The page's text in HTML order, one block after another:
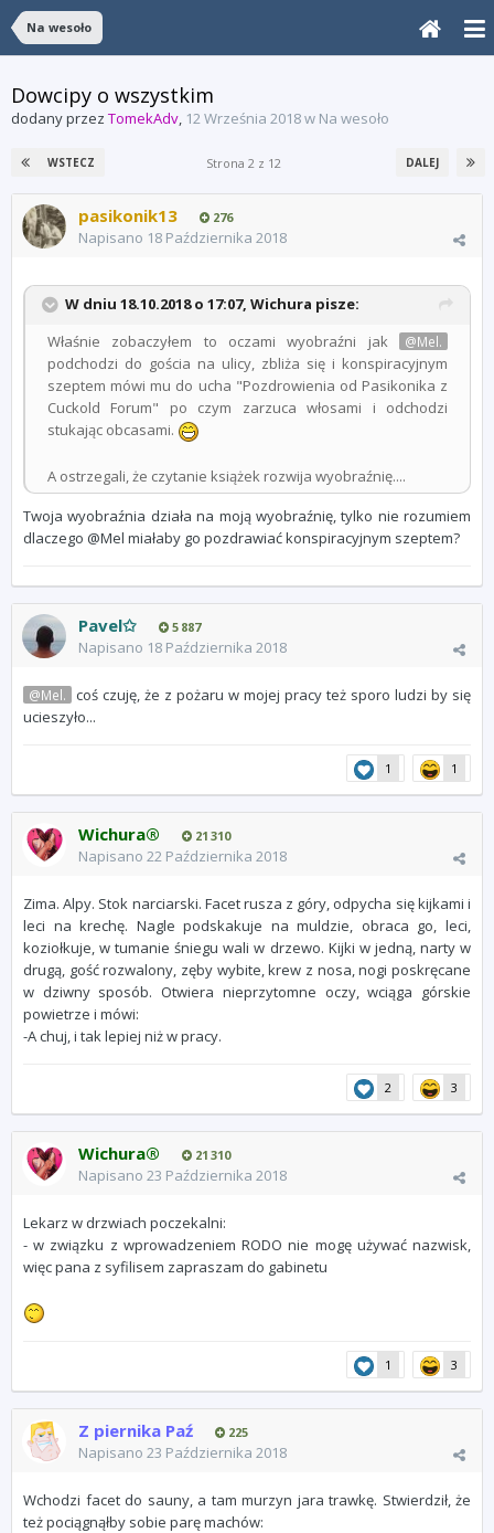
Na wesoło
Dowcipy o wszystkim
dodany przez TomekAdv, 12 Września 2018w Na wesoło
WSTECZ DALEJ
Strona 2 z 12
pasikonik13 276
Napisano 18 Października 2018
W dniu 18.10.2018 o 17:07, Wichura pisze:
Właśnie zobaczyłem to oczami wyobraźni jak
@Mel.
podchodzi do gościa na ulicy, zbliża się i konspiracyjnym
szeptem mówi mu do ucha "Pozdrowienia od Pasikonika z
Cuckold Forum" po czym zarzuca włosami i odchodzi
stukając obcasami.
A ostrzegali, że czytanie książek rozwija wyobraźnię....
Twoja wyobraźnia działa na moją wyobraźnię, tylko nie rozumiem
dlaczego @Mel miałaby go pozdrawiać konspiracyjnym szeptem?
Pavel✩ 5 887
Napisano 18 Października 2018
@Mel.
coś czuję, że z pożaru w mojej pracy też sporo ludzi by się
ucieszyło...
1 1
Wichura® 21 310
Napisano 22 Października 2018
Zima. Alpy. Stok narciarski. Facet rusza z góry, odpycha się kijkami i
leci na krechę. Nagle podskakuje na muldzie, obraca go, leci,
koziołkuje, w tumanie śniegu wali w drzewo. Kijki w jedną, narty w
drugą, gość rozwalony, zęby wybite, krew z nosa, nogi poskręcane
w dziwny sposób. Otwiera nieprzytomne oczy, wciąga górskie
powietrze i mówi:
-A chuj, i tak lepiej niż w pracy.
2 3
Wichura® 21 310
Napisano 23 Października 2018
Lekarz w drzwiach poczekalni:
- w związku z wprowadzeniem RODO nie mogę używać nazwisk,
więc pana z syfilisem zapraszam do gabinetu
1 3
Z piernika Paź 225
Napisano 23 Października 2018
Wchodzi facet do sauny, a tam murzyn jara trawkę. Stwierdził, że
też pociągnąłby sobie parę machów: